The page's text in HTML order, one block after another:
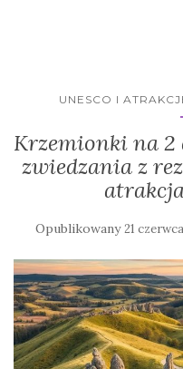
UNESCO I
Krzemionki na
zwiedzania z
Opublikowany21